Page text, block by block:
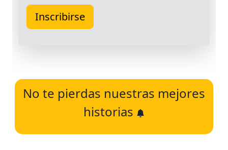
No te pierdas nuestras mejores
historias